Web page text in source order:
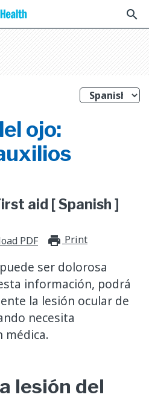
search
ojo:
aid [ Spanish ]
PDF Print
ser dolorosa
información, podrá
la lesión ocular de
necesita
médica.
lesión del